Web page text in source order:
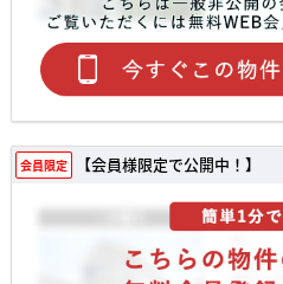
会員限定 【会員様限定で公開中！】